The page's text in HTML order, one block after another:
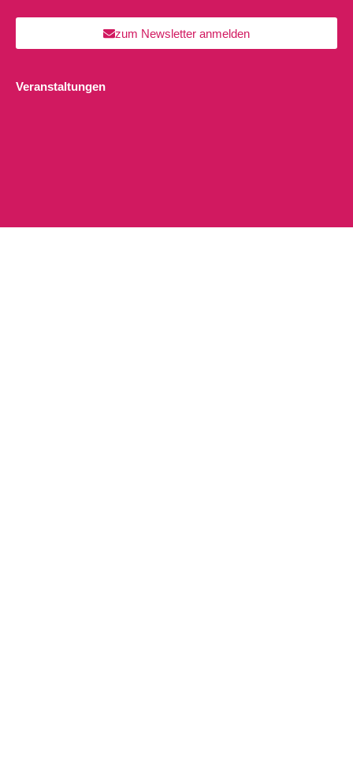
zum Newsletter anmelden
Veranstaltungen